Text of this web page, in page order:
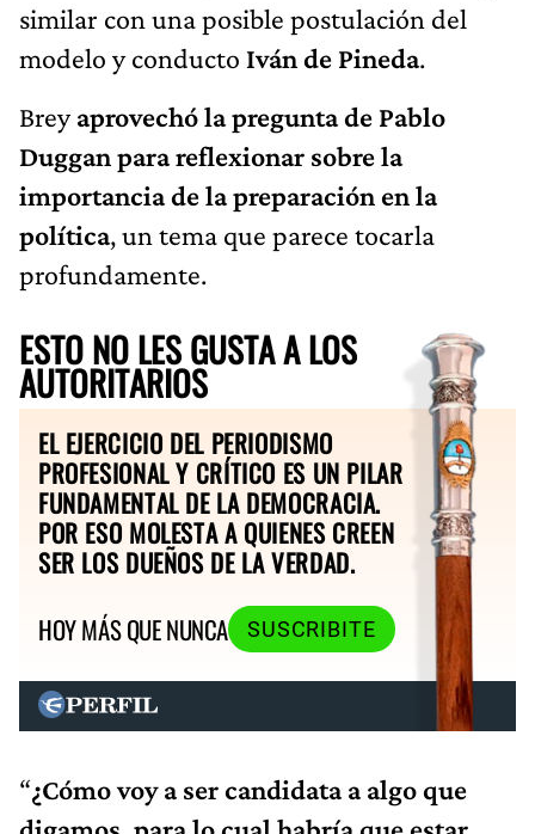
similar con una posible postulación del
modelo y conducto Iván de Pineda.
Breyaprovechó la pregunta de Pablo
Duggan para reflexionar sobre la
importancia de la preparación en la
política, un tema que parece tocarla
profundamente.
ESTO NO LES GUSTA A LOS
AUTORITARIOS
EL EJERCICIO DEL PERIODISMO
PROFESIONAL Y CRÍTICO ES UN PILAR
FUNDAMENTAL DE LA DEMOCRACIA.
POR ESO MOLESTA A QUIENES CREEN
SER LOS DUEÑOS DE LA VERDAD.
HOY MÁS QUE NUNCA
SUSCRIBITE
“¿Cómo voy a ser candidata a algo que